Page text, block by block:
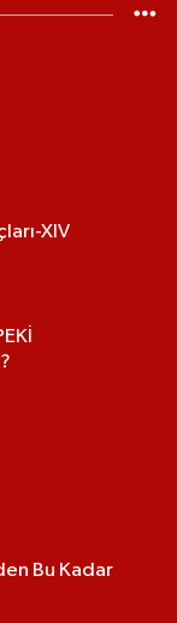
XIV
Bu Kadar